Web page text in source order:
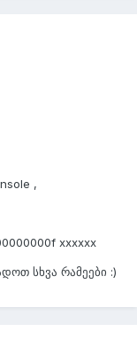
,
xxxxxx
სხვა რამეები :)